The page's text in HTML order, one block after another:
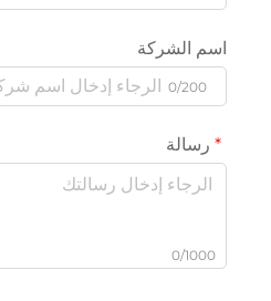
اسم الشركة
0/200
رسالة
0/1000